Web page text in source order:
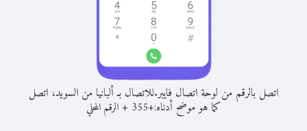
اتصل بالرقم من لوحة اتصال فايبر.للاتصال بـ ألبانيا من السويد، اتصل
كما هو موضح أدناه:+
355
+الرقم المحلي